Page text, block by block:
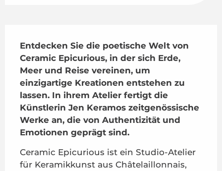
Entdecken Sie die poetische Welt von
Ceramic Epicurious, in der sich Erde,
Meer und Reise vereinen, um
einzigartige Kreationen entstehen zu
lassen. In ihrem Atelier fertigt die
Künstlerin Jen Keramos zeitgenössische
Werke an, die von Authentizität und
Emotionen geprägt sind.
Ceramic Epicurious ist ein Studio-Atelier
für Keramikkunst aus Châtelaillonnais,